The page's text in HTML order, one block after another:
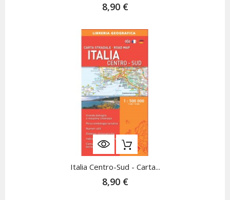
8,90 €
Italia Centro-Sud - Carta...
8,90 €